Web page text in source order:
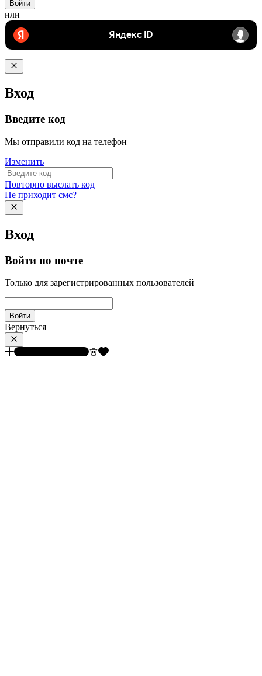
Войти
или
Вход
Введите код
Мы отправили код на телефон
Изменить
Повторно выслать код
Не приходит смс?
Вход
Войти по почте
Только для зарегистрированных пользователей
Войти
Вернуться